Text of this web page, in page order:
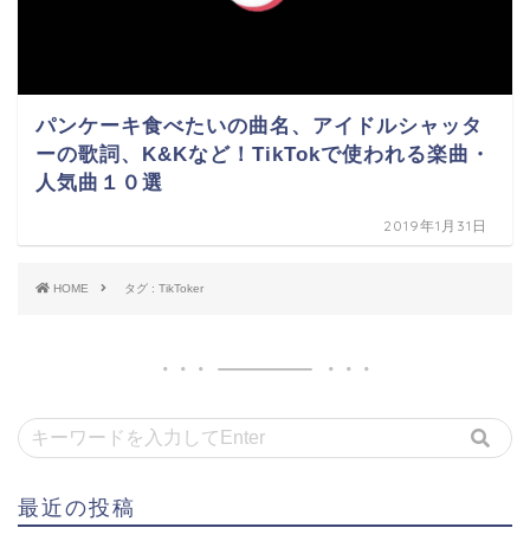
パンケーキ食べたいの曲名、アイドルシャッタ
ーの歌詞、K&Kなど！TikTokで使われる楽曲・
人気曲１０選
2019年1月31日
HOME タグ : TikToker
最近の投稿